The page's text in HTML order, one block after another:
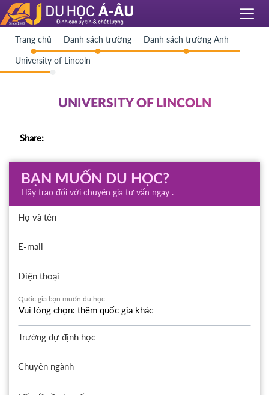
Trang chủ Danh sách trường Danh sách trường Anh
University of Lincoln
UNIVERSITY OF LINCOLN
Share:
BẠN MUỐN DU HỌC?
Hãy trao đổi với chuyên gia tư vấn ngay .
Họ và tên
E-mail
Điện thoại
Quốc gia bạn muốn du học
Trường dự định học
Chuyên ngành